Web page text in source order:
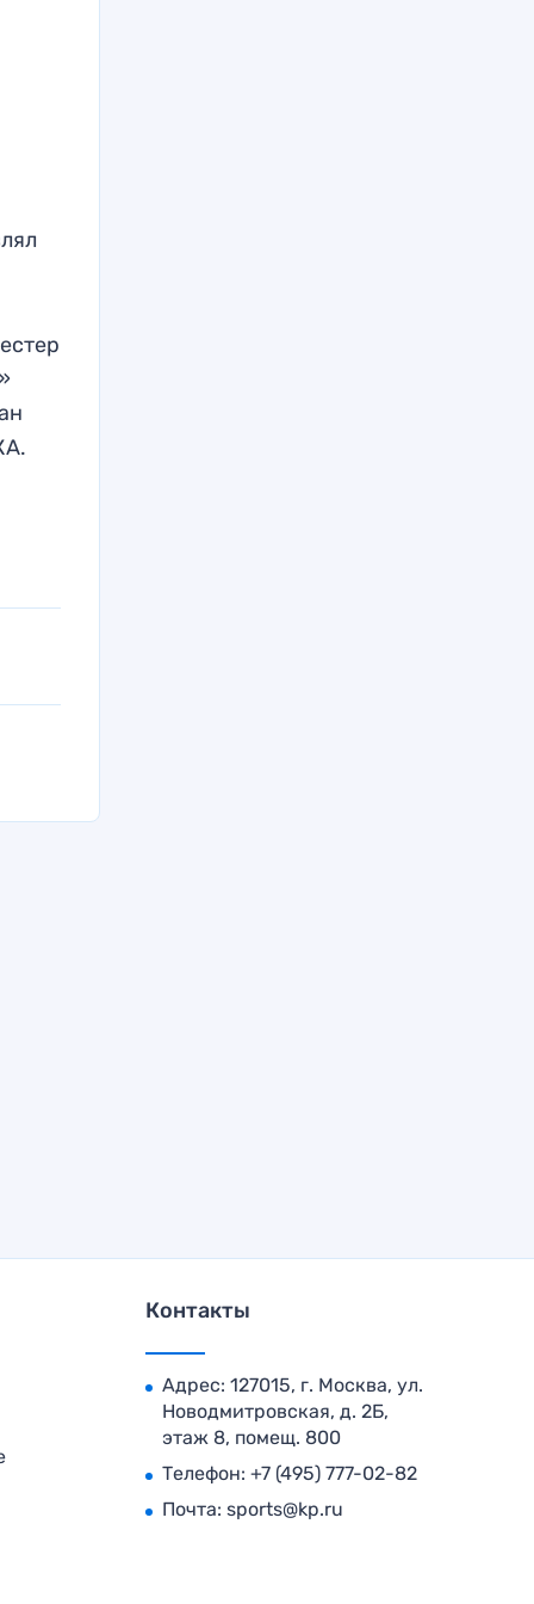
Контакты
Адрес: 127015, г. Москва, ул.
Новодмитровская, д. 2Б,
этаж 8, помещ. 800
Телефон: +7 (495) 777-02-82
Почта: sports@kp.ru